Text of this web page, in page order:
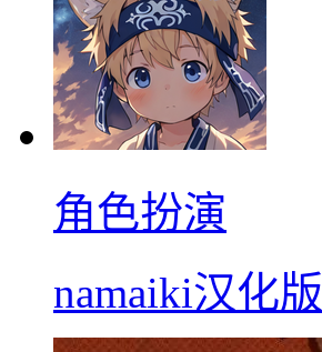
角色扮演
namaiki汉化版